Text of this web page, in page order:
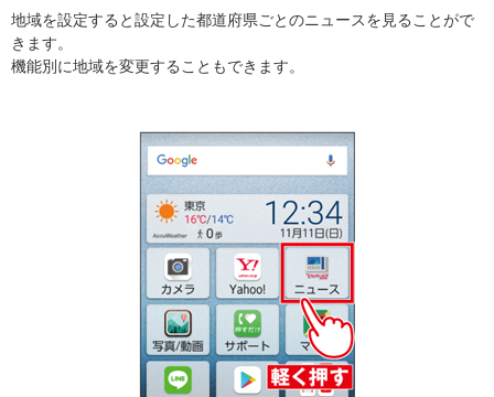
地域を設定すると設定した都道府県ごとのニュースを見ることがで
きます。
機能別に地域を変更することもできます。